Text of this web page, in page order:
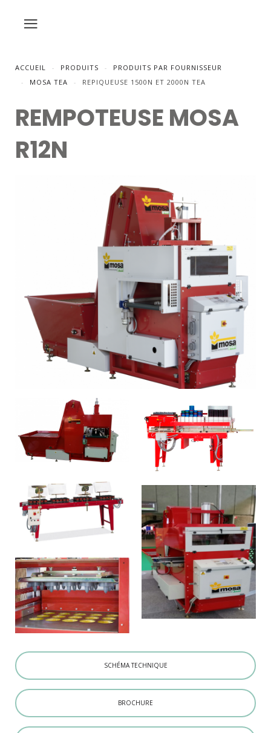
ACCUEIL PRODUITS
PRODUITS PAR FOURNISSEUR
MOSA TEA
REPIQUEUSE 1500N ET 2000N TEA
REMPOTEUSE MOSA
R12N
SCHÉMA TECHNIQUE
BROCHURE